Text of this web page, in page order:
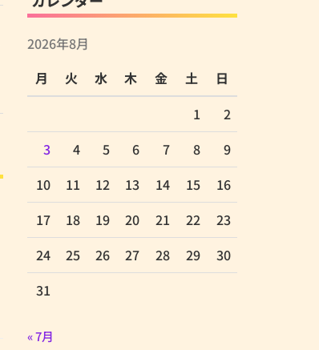
2026年8月
月
火 水 木 金 土
日
1
2
3
4 5 6 7 8
9
10
11 12 13 14 15
16
17
18 19 20 21 22
23
24
25 26 27 28 29
30
31
« 7月